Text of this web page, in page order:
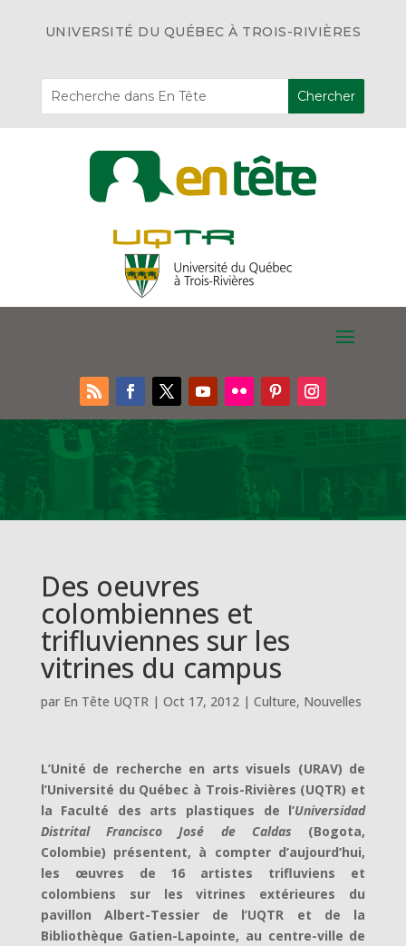
UNIVERSITÉ DU QUÉBEC À TROIS-RIVIÈRES
Des oeuvres
colombiennes et
trifluviennes sur les
vitrines du campus
par En Tête UQTR| Oct 17, 2012| Culture, Nouvelles
L’Unité de recherche en arts visuels (URAV) de
l’Université du Québec à Trois-Rivières (UQTR) et
la Faculté des arts plastiques de l’Universidad
Distrital Francisco José de Caldas (Bogota,
Colombie) présentent, à compter d’aujourd’hui,
les œuvres de 16 artistes trifluviens et
colombiens sur les vitrines extérieures du
pavillon Albert-Tessier de l’UQTR et de la
Bibliothèque Gatien-Lapointe, au centre-ville de